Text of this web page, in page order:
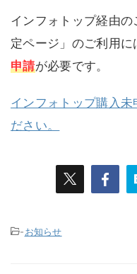
インフォトップ経由
定ページ」のご利用に
申請が必要です。
インフォトップ購入
ださい。
-お知らせ